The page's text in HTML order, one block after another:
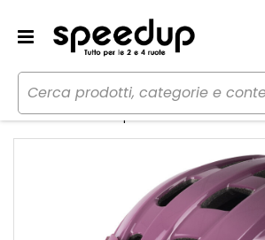
Home Bici Caschi bici
Casco
Casco bici MTB Sequor